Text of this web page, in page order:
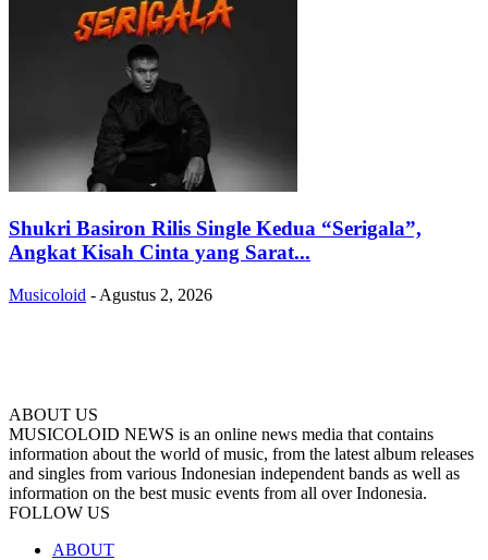
Shukri Basiron Rilis Single Kedua “Serigala”,
Angkat Kisah Cinta yang Sarat...
Musicoloid - Agustus 2, 2026
ABOUT US
MUSICOLOID NEWS is an online news media that contains
information about the world of music, from the latest album releases
and singles from various Indonesian independent bands as well as
information on the best music events from all over Indonesia.
FOLLOW US
ABOUT